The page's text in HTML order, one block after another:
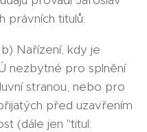
právních titulů:
Nařízení, kdy je
nezbytné pro splnění
stranou, nebo pro
před uzavřením
(dále jen "titul: